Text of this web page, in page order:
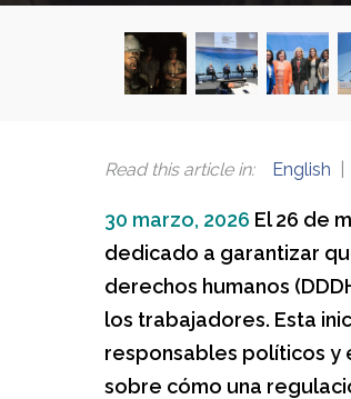
Read this article in: English
30 marzo, 2026 El 26 de
dedicado a garantizar
derechos humanos
los trabajadores. Esta
responsables políticos y
sobre cómo una